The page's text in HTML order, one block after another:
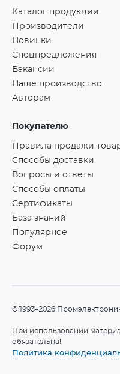
Каталог продукции
Производители
Новинки
Спецпредложения
Вакансии
Наше производство
Авторам
Покупателю
Правила продажи
Способы доставки
Вопросы и ответы
Способы оплаты
Сертификаты
База знаний
Популярное
Форум
©1993–2026
При использовании
обязательна!
Политика